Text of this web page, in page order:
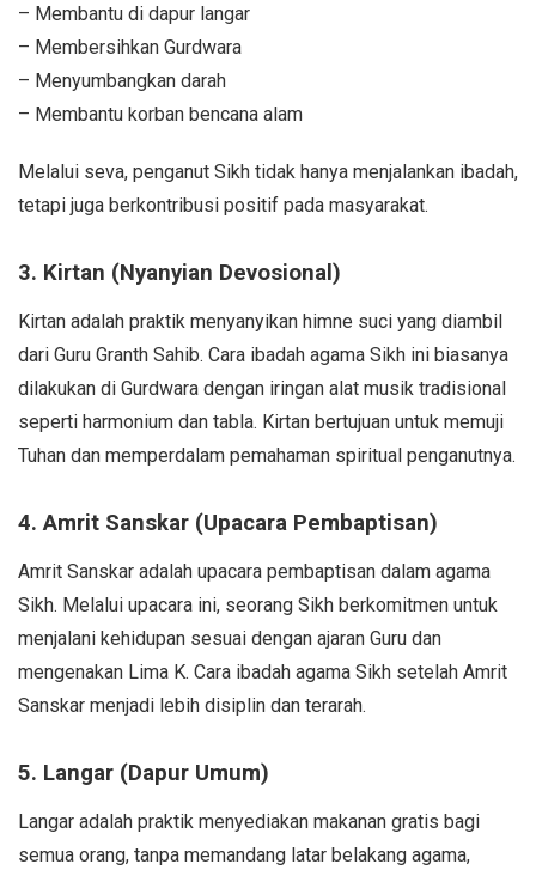
– Membantu di dapur langar
– Membersihkan Gurdwara
– Menyumbangkan darah
– Membantu korban bencana alam
Melalui seva, penganut Sikh tidak hanya menjalankan ibadah,
tetapi juga berkontribusi positif pada masyarakat.
3. Kirtan (Nyanyian Devosional)
Kirtan adalah praktik menyanyikan himne suci yang diambil
dari Guru Granth Sahib. Cara ibadah agama Sikh ini biasanya
dilakukan di Gurdwara dengan iringan alat musik tradisional
seperti harmonium dan tabla. Kirtan bertujuan untuk memuji
Tuhan dan memperdalam pemahaman spiritual penganutnya.
4. Amrit Sanskar (Upacara Pembaptisan)
Amrit Sanskar adalah upacara pembaptisan dalam agama
Sikh. Melalui upacara ini, seorang Sikh berkomitmen untuk
menjalani kehidupan sesuai dengan ajaran Guru dan
mengenakan Lima K. Cara ibadah agama Sikh setelah Amrit
Sanskar menjadi lebih disiplin dan terarah.
5. Langar (Dapur Umum)
Langar adalah praktik menyediakan makanan gratis bagi
semua orang, tanpa memandang latar belakang agama,